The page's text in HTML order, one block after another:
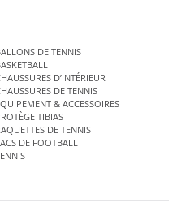
DE TENNIS
D’INTÉRIEUR
DE TENNIS
TENNIS
& ACCESSOIRES
TIBIAS
DE TENNIS
DE FOOTBALL